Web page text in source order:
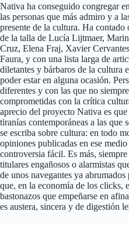
Nativa ha conseguido congregar
las personas que más admiro y a
presente de la cultura. Ha
de la talla de Lucía Lijtmaer,
Cruz, Elena Fraj, Xavier
Faura, y con una lista larga de
diletantes y bárbaros de la cultura
poder estar en alguna ocasión.
diferentes y con las que no
comprometidas con la crítica
aprecio del proyecto Nativa es
tiranías contemporáneas a las que
se escriba sobre cultura: en todo
opiniones publicadas en ese
controversia fácil. Es más,
titulares engañosos o alarmistas
de unos navegantes ya
que, en la economía de los clicks,
bastonazos que empeñarse en
es austera, sincera y de digestión